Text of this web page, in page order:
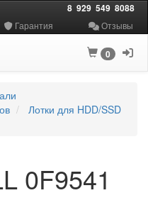
8 929 549 8088
Гарантия Отзывы
0
Лотки для HDD/SSD
0F9541